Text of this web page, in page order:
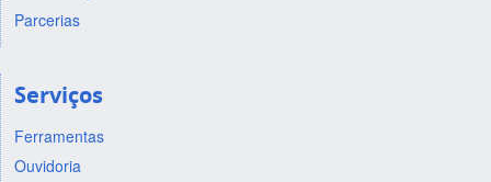
Parcerias
Serviços
Ferramentas
Ouvidoria